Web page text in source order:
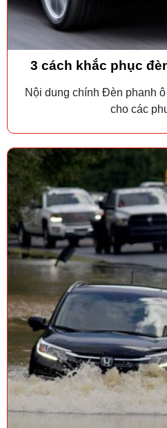
3 cách khắc phục
Nội dung chính Đèn phanh
cho các